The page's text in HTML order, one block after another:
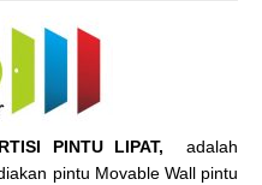
PINTU LIPAT, adalah
pintu Movable Wall pintu